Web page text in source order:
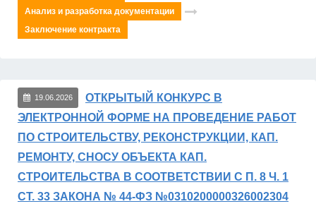
Анализ и разработка документации
Заключение контракта
19.06.2026
ОТКРЫТЫЙ КОНКУРС В
ЭЛЕКТРОННОЙ ФОРМЕ НА ПРОВЕДЕНИЕ РАБОТ
ПО СТРОИТЕЛЬСТВУ, РЕКОНСТРУКЦИИ, КАП.
РЕМОНТУ, СНОСУ ОБЪЕКТА КАП.
СТРОИТЕЛЬСТВА В СООТВЕТСТВИИ С П. 8 Ч. 1
СТ. 33 ЗАКОНА № 44-ФЗ №0310200000326002304